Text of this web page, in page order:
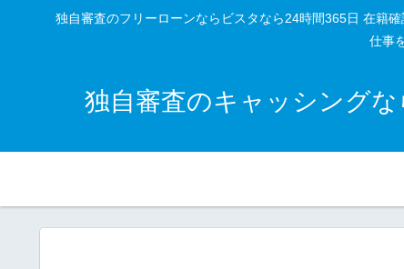
独自審査のフリーローンならビスタなら24時間365日 在籍
仕事
独自審査のキャッシング